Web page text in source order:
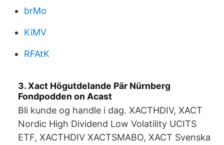
brMo
KiMV
RFAtK
3. Xact Högutdelande Pär Nürnberg
Fondpodden on Acast
Bli kunde og handle i dag. XACTHDIV, XACT
Nordic High Dividend Low Volatility UCITS
ETF, XACTHDIV XACTSMABO, XACT Svenska